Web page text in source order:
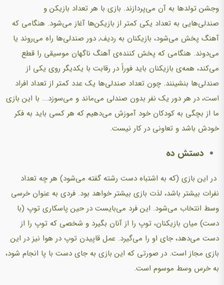
وجشن تولدها به آن می‌پردازند. بازی با هر تعداد بازیکن و
صندلی‌هایی به تعداد یکی کمتر از بازیکن‌ها آغاز می‌شود. هنگامی که
آهنگ پخش می‌شود، بازیکنان به ردیف, دور صندلی‌ها راه می‌روند یا
می‌دوند. هنگامی که پخش کننده‌ی آهنگ ناگهان موسیقی را قطع
می‌کند، همه‌ی بازیکنان باید فوراً در رقابت با یکدیگر روی یکی از
صندلی‌ها بنشینند. چون تعداد صندلی‌ها یک عدد کمتر از تعداد افراد
است، در هر دور یک نفر بدون صندلی می‌ماند و می‌سوزد... با این بازی
ما از بچگی به کودکان خود آموزش می‌دهیم که هر کسی باید به فکر
خودش باشد و تعاونی در کار نیست.
دستش ده
در این بازی (که به اشتباه دست رشته گفته می‌شود) هر چه تعداد
نفرات بیشتر باشد، لذت بازی بیشتر خواهد بود. فردی به عنوان خرسی
وسط انتخاب می‌شود. این فرد می‌بایست در حین پاسکاری توپ (با
دست) میان بازیکنان، توپ را از آنان بگیرد و شخصی که توپ را از
دست می‌دهد، جای او را می‌گیرد. عمل قاپیدن توپ در هوا نیز در این
بازی مجاز است. در صورتی که این بازی به جای دست با پا انجام شود،
به خرس وسط موسوم است.